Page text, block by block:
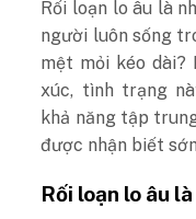
Rối loạn lo âu là
người luôn sống
mệt mỏi kéo dài?
xúc, tình trạng
khả năng tập
được nhận biết
Rối loạn lo âu